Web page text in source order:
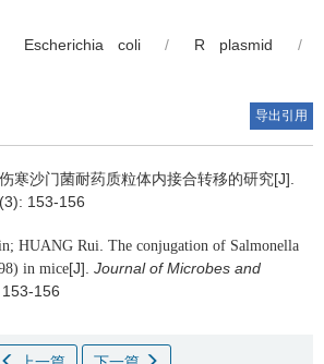
Escherichia coli / R plasmid
/
导出引用
伤寒沙门菌耐药质粒体内接合转移的研究[J].
153-156
HUANG Rui The conjugation of Salmonella
in mice[J]. Journal of Microbes and
153-156